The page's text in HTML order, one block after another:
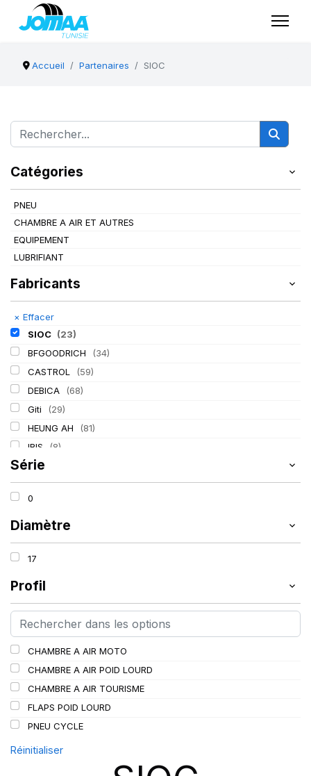
Accueil Partenaires SIOC
Catégories
PNEU
CHAMBRE A AIR ET AUTRES
EQUIPEMENT
LUBRIFIANT
Fabricants
× Effacer
SIOC (23)
BFGOODRICH
(34)
CASTROL
(59)
DEBICA
(68)
Giti
(29)
HEUNG AH
(81)
IRIS
(8)
ITALMATIC
KLEBER (116)
LASSA
LING LONG
MICHELIN (345)
MITAS
Mondolfo ferro
SCHRADER (24)
SPEEDWAYS (64)
STICA (3)
TIGAR (24)
Série
0
Diamètre
17
Profil
CHAMBRE A AIR MOTO
CHAMBRE A AIR POID LOURD
CHAMBRE A AIR TOURISME
FLAPS POID LOURD
PNEU CYCLE
Réinitialiser